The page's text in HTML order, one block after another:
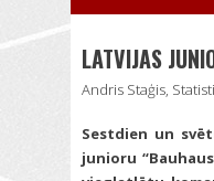
LATVIJAS
Andris Staģis,
Sestdien un
junioru